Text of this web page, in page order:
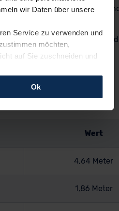
wir Daten über unsere
Service zu verwenden und
möchten,
auf Sie zuschneiden und
jederzeit anpassen
eines
(Art. 46
zu den bestehenden
datenschutz@meinauto.de
Ok
Ausrichtung des Fahrzeugs
die Varianten auch über
Wert
4,64 Meter
1,86 Meter